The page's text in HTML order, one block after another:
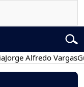
Alfredo Vargas